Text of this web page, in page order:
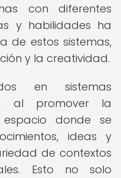
con diferentes
y habilidades ha
de estos sistemas,
y la creatividad.
en sistemas
al promover la
donde se
ideas y
de contextos
Esto no solo